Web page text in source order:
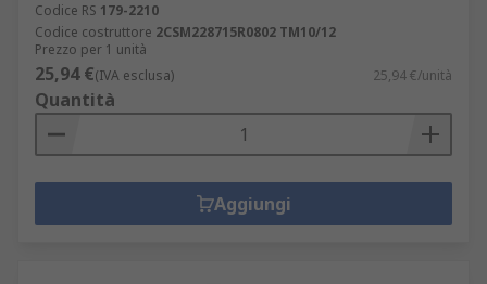
Codice RS 179-2210
Codice costruttore 2CSM228715R0802 TM10/12
Prezzo per 1 unità
25,94 €(IVA esclusa) 25,94 €/unità
Quantità
Aggiungi